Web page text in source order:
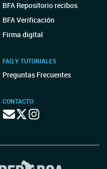
BFA Repositorio recibos
BFA Verificación
Firma digital
FAQ Y TUTORIALES
Preguntas Frecuentes
CONTACTO